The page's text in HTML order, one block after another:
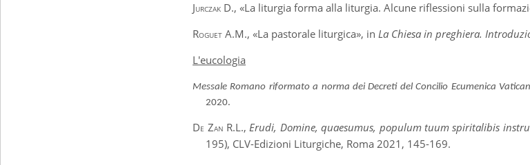
Jurczak D., «La liturgia forma alla liturgia. Alcune riflessioni sulla
Roguet A.M., «La pastorale liturgica», inLa Chiesa in preghiera.
L'eucologia
Messale Romano riformato a norma dei Decreti del Concilio Ecumenica
2020.
De Zan R.L.,Erudi, Domine, quaesumus, populum tuum spiritalibis
195), CLV-Edizioni Liturgiche, Roma 2021, 145-169.